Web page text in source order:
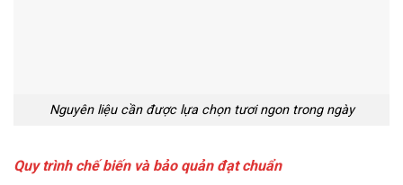
Nguyên liệu cần được lựa chọn tươi ngon trong ngày
Quy trình chế biến và bảo quản đạt chuẩn